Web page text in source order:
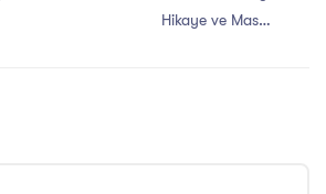
Hikaye ve Masal